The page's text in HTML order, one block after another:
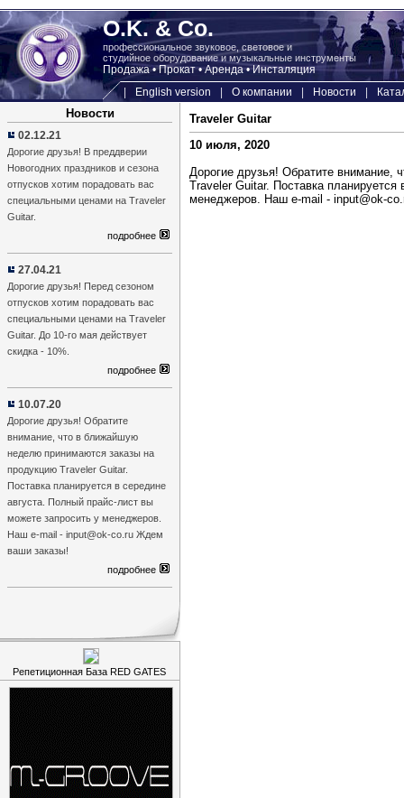
O.K. & Co.
профессиональное звуковое, световое и
студийное оборудование и музыкальные инструменты
Продажа • Прокат • Аренда • Инсталяция
English version О компании Новости
Новости
02.12.21
Дорогие друзья! В преддверии
Новогодних праздников и сезона
отпусков хотим порадовать вас
специальными ценами на Traveler
Guitar.
подробнее
27.04.21
Дорогие друзья! Перед сезоном
отпусков хотим порадовать вас
специальными ценами на Traveler
Guitar. До 10-го мая действует
скидка - 10%.
подробнее
10.07.20
Дорогие друзья! Обратите
внимание, что в ближайшую
неделю принимаются заказы на
продукцию Traveler Guitar.
Поставка планируется в середине
августа. Полный прайс-лист вы
можете запросить у менеджеров.
Наш e-mail - input@ok-co.ru Ждем
ваши заказы!
подробнее
Репетиционная База RED GATES
Traveler Guitar
10 июля, 2020
Дорогие друзья! Обратите
Traveler Guitar. Поставка
менеджеров. Наш e-mail - input@ok-